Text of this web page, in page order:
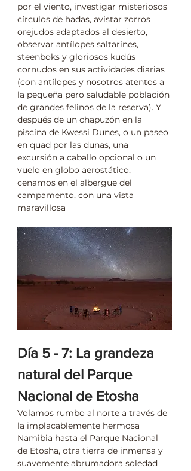
por el viento, investigar misteriosos
círculos de hadas, avistar zorros
orejudos adaptados al desierto,
observar antílopes saltarines,
steenboks y gloriosos kudús
cornudos en sus actividades diarias
(con antílopes y nosotros atentos a
la pequeña pero saludable población
de grandes felinos de la reserva). Y
después de un chapuzón en la
piscina de Kwessi Dunes, o un paseo
en quad por las dunas, una
excursión a caballo opcional o un
vuelo en globo aerostático,
cenamos en el albergue del
campamento, con una vista
maravillosa
Día 5 - 7: La grandeza
natural del Parque
Nacional de Etosha
Volamos rumbo al norte a través de
la implacablemente hermosa
Namibia hasta el Parque Nacional
de Etosha, otra tierra de inmensa y
suavemente abrumadora soledad